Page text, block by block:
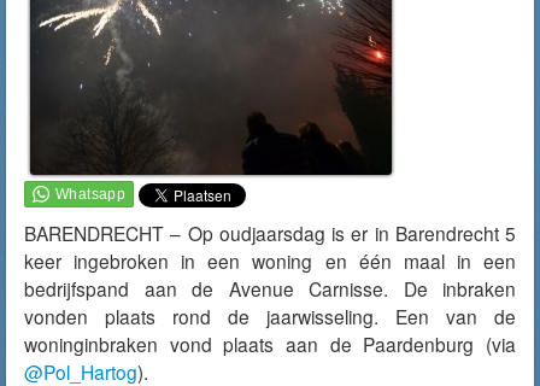
BARENDRECHT – Op oudjaarsdag is er in Barendrecht 5
keer ingebroken in een woning en één maal in een
bedrijfspand aan de Avenue Carnisse. De inbraken
vonden plaats rond de jaarwisseling. Een van de
woninginbraken vond plaats aan de Paardenburg (via
@Pol_Hartog).